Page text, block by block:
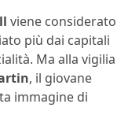
viene considerato
più dai capitali
Ma alla vigilia
, il giovane
immagine di